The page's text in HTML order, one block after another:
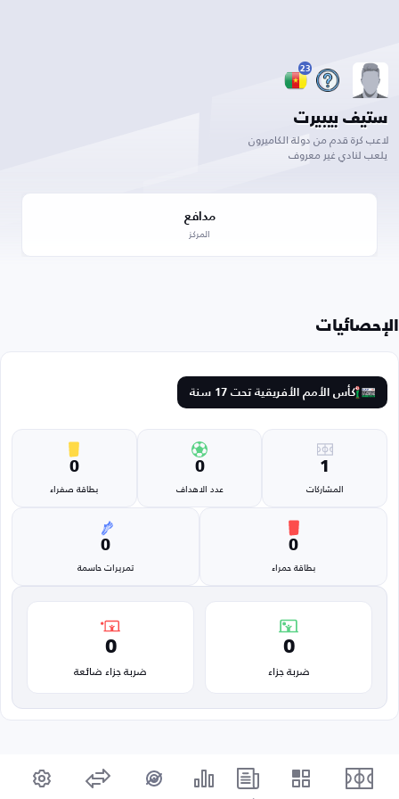
23
ستيف بيبيرت
لاعب كرة قدم من دولة الكاميرون
يلعب لنادي غير معروف
مدافع
المركز
الإحصائيات
كأس الأمم الأفريقية تحت 17 سنة
1
المشاركات
0
عدد الاهداف
0
بطاقة صفراء
0
بطاقة حمراء
0
تمريرات حاسمة
0
ضربة جزاء
0
ضربة جزاء ضائعة